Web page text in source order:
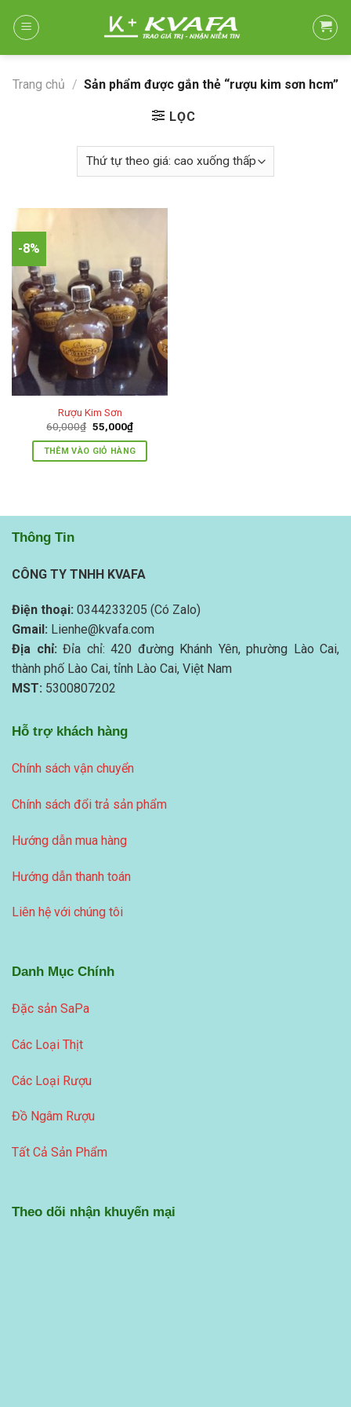
Trang chủ / Sản phẩm được gắn thẻ “rượu kim sơn hcm”
LỌC
-8%
Rượu Kim Sơn
60,000₫ Giá
gốc
là:
60,000₫.
55,000₫Giá
hiện
tại
là:
THÊM VÀO GIỎ HÀNG
Thông Tin
CÔNG TY TNHH KVAFA
Điện thoại: 0344233205 (Có Zalo)
Gmail: Lienhe@kvafa.com
Địa chỉ: Đỉa chỉ: 420 đường Khánh Yên, phường Lào Cai,
thành phố Lào Cai, tỉnh Lào Cai, Việt Nam
MST: 5300807202
Hỗ trợ khách hàng
Chính sách vận chuyển
Chính sách đổi trả sản phẩm
Hướng dẫn mua hàng
Hướng dẫn thanh toán
Liên hệ với chúng tôi
Danh Mục Chính
Đặc sản SaPa
Các Loại Thịt
Các Loại Rượu
Đồ Ngâm Rượu
Tất Cả Sản Phẩm
Theo dõi nhận khuyến mại